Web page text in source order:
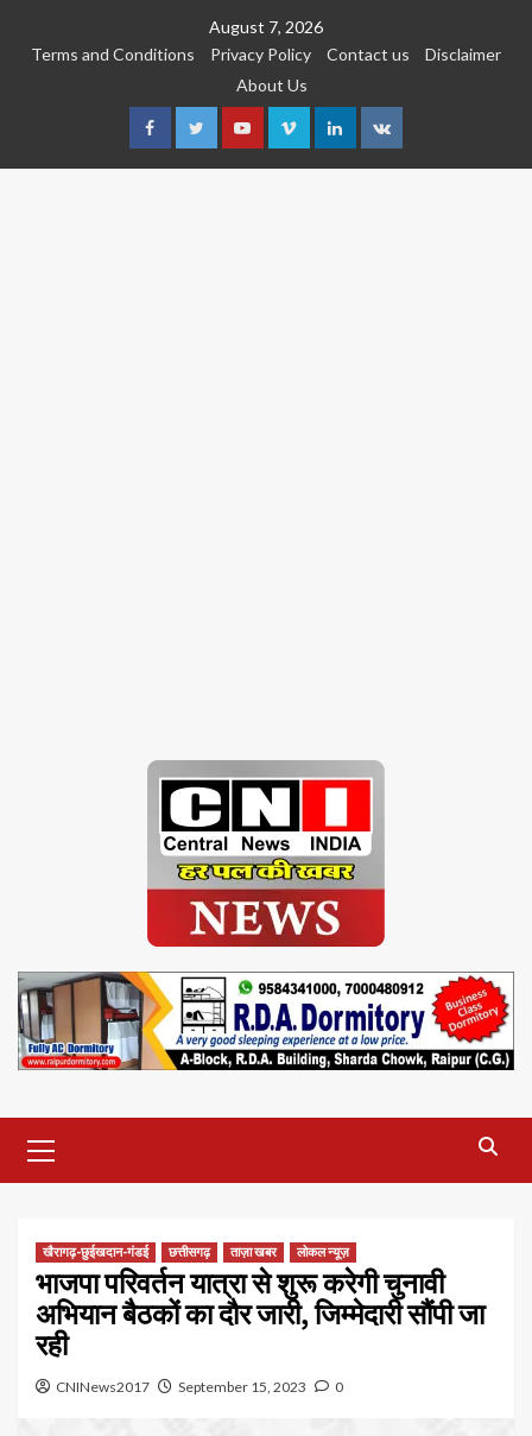
August 7, 2026
Terms and Conditions
Privacy Policy Contact us
Disclaimer
About Us
FacebookTwitterYoutubeVimeoLinkedin
VK
Menu
खैरागढ़-छुईखदान-गंडई छत्तीसगढ़ ताज़ा खबर लोकल न्यूज़
भाजपा परिवर्तन यात्रा से शुरू करेगी चुनावी
अभियान बैठकों का दौर जारी, जिम्मेदारी सौंपी जा
रही
CNINews2017 September 15, 2023 0